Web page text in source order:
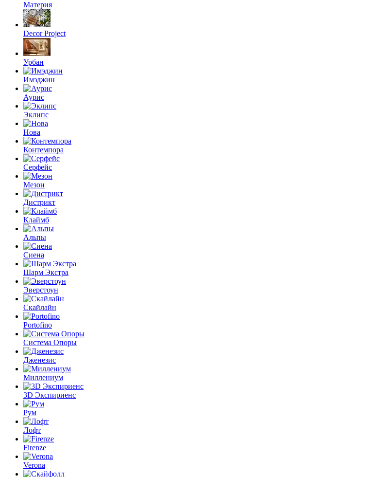
Материя
Decor Project
Урбан
Имэджин
Аурис
Эклипс
Нова
Контемпора
Серфейс
Мезон
Дистрикт
Клаймб
Альпы
Сиена
Шарм Экстра
Эверстоун
Скайлайн
Portofino
Система Опоры
Дженезис
Миллениум
3D Экспириенс
Рум
Лофт
Firenze
Verona